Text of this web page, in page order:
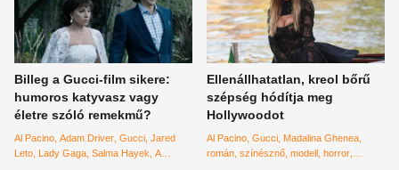
Billeg a Gucci-film sikere:
humoros katyvasz vagy
életre szóló remekmű?
Al Pacino Adam Driver Gucci Jared
Leto Lady Gaga Salma Hayek A
Ellenállhatatlan, kreol bőrű
szépség hódítja meg
Hollywoodot
Al Pacino Gucci Madalina Ghenea
román színésznő modell horror